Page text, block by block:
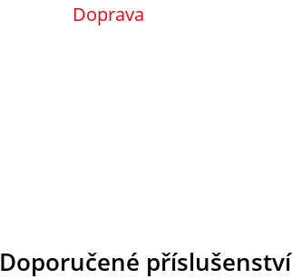
Doprava
Doporučené příslušenství